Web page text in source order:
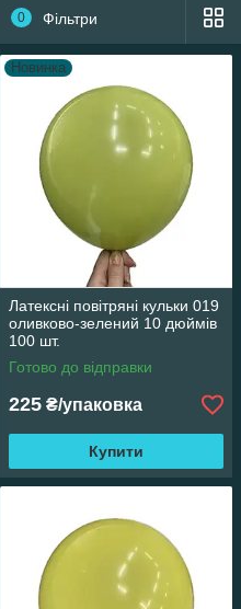
0 Фільтри
Новинка
Латексні повітряні кульки 019
оливково-зелений 10 дюймів
100 шт.
Готово до відправки
225 ₴/упаковка
Купити